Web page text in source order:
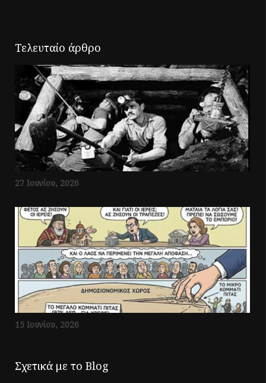
Τελευταίο άρθρο
27 Ιουνίου, 2026
15 Ιουνίου, 2026
Σχετικά με το Blog